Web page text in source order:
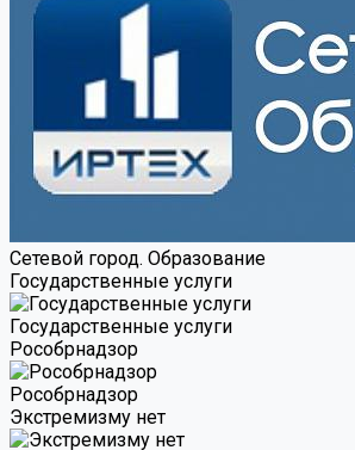
Сетевой город. Образование
Государственные услуги
Государственные услуги
Роcобрнадзор
Роcобрнадзор
Экстремизму нет